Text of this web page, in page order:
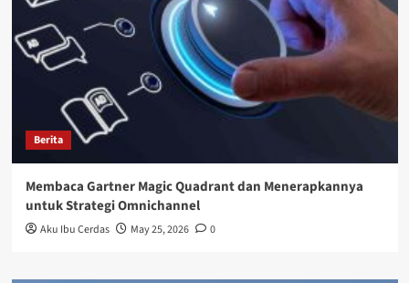
Berita
Membaca Gartner Magic Quadrant dan Menerapkannya
untuk Strategi Omnichannel
Aku Ibu Cerdas May 25, 2026 0